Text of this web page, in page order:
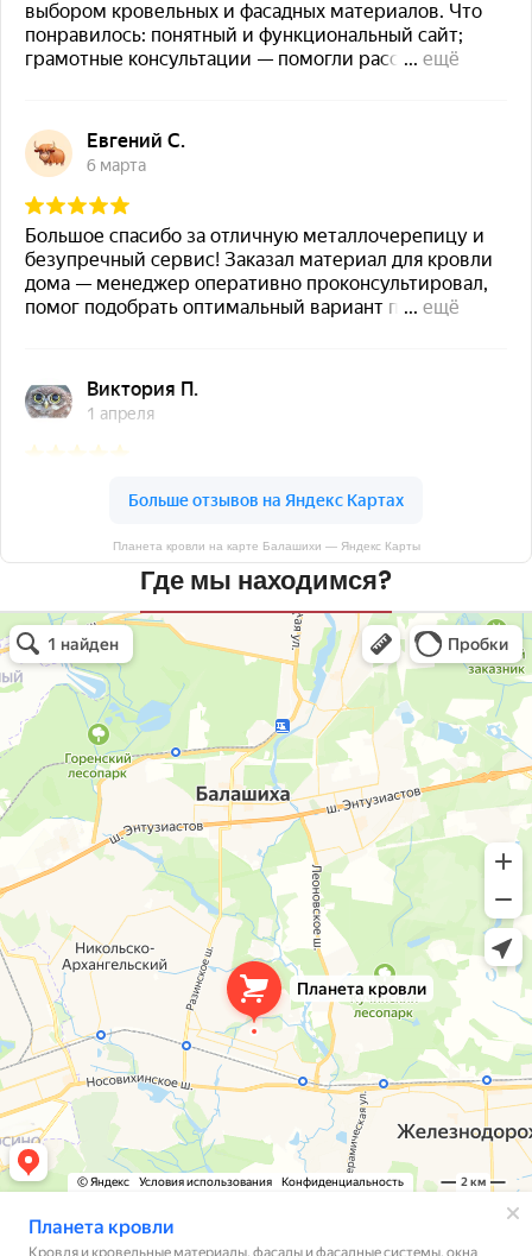
Планета кровли на карте Балашихи — Яндекс Карты
Где мы находимся?
Планета кровли
Кровля и кровельные материалы в Балашихе
Окна в Балашихе